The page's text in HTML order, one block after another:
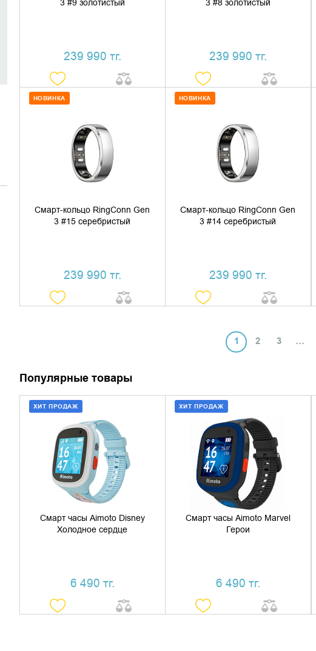
3 #9 золотистый
239 990 тг.
3 #8 золотистый
239 990 тг.
Смарт-кольцо RingConn Gen
3 #15 серебристый
239 990 тг.
НОВИНКА
ДОБАВИТЬ В КОРЗИНУ
КУПИТЬ В 1 КЛИК
Смарт-кольцо RingConn Gen
3 #14 серебристый
239 990 тг.
НОВИНКА
ДОБАВИТЬ В КОРЗИНУ
КУПИТЬ В 1 КЛИК
1 2 3 …
Популярные товары
Смарт часы Aimoto Disney
Холодное сердце
6 490 тг.
ХИТ ПРОДАЖ
ДОБАВИТЬ В КОРЗИНУ
КУПИТЬ В 1 КЛИК
Смарт часы Aimoto Marvel
Герои
6 490 тг.
ХИТ ПРОДАЖ
ДОБАВИТЬ В КОРЗИНУ
КУПИТЬ В 1 КЛИК